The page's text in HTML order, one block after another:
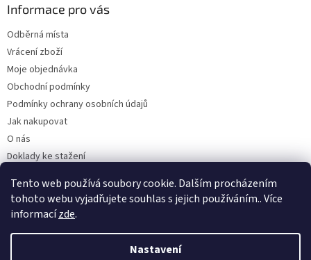
Tento web používá soubory cookie. Dalším procházením
tohoto webu vyjadřujete souhlas s jejich používáním.. Více
informacízde.
Nastavení
Informace pro vás
Odběrná místa
Vrácení zboží
Moje objednávka
Obchodní podmínky
Podmínky ochrany osobních údajů
Jak nakupovat
O nás
Doklady ke stažení
Velkoobchod
Vytvořil Shoptet